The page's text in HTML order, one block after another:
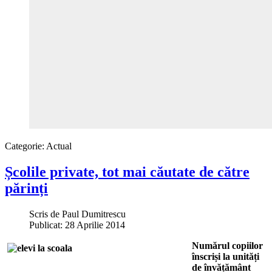
Categorie: Actual
Școlile private, tot mai căutate de către
părinți
Scris de Paul Dumitrescu
Publicat: 28 Aprilie 2014
Numărul copiilor
înscriși la unități
de învățământ